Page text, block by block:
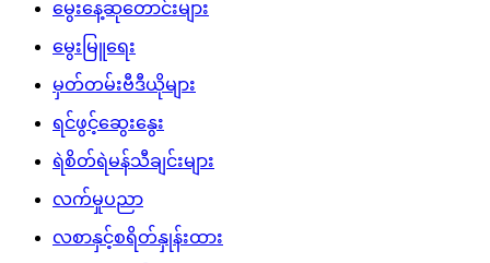
မွေးနေ့ဆုတောင်းများ
မွေးမြူရေး
မှတ်တမ်းဗီဒီယိုများ
ရင်ဖွင့်ဆွေးနွေး
ရဲစိတ်ရဲမန်သီချင်းများ
လက်မှုပညာ
လစာနှင့်စရိတ်နှုန်းထား